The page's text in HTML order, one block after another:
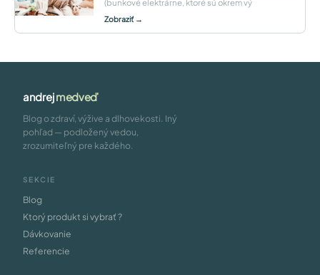
(bunkové elektrárne, ktoré sú okrem vý
Zobraziť →
andrejmedveď
Blog o zdraví, výžive a dlhovekosti. Iný
pohľad — podložený vedou,
zrozumiteľný pre každého.
SEKCIE
Blog
Ktorý produkt si vybrať ?
Dávkovanie
Referencie